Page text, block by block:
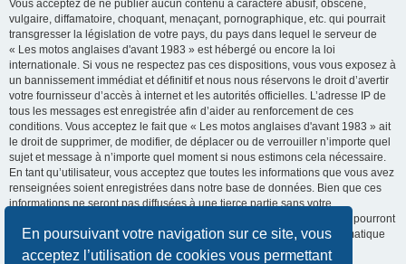
En poursuivant votre navigation sur ce site, vous
acceptez l’utilisation de cookies vous permettant
Vous acceptez de ne publier aucun contenu à caractère abusif, obscène,
vulgaire, diffamatoire, choquant, menaçant, pornographique, etc. qui pourrait
transgresser la législation de votre pays, du pays dans lequel le serveur de
« Les motos anglaises d'avant 1983 » est hébergé ou encore la loi
internationale. Si vous ne respectez pas ces dispositions, vous vous exposez à
un bannissement immédiat et définitif et nous nous réservons le droit d’avertir
votre fournisseur d’accès à internet et les autorités officielles. L’adresse IP de
tous les messages est enregistrée afin d’aider au renforcement de ces
conditions. Vous acceptez le fait que « Les motos anglaises d'avant 1983 » ait
le droit de supprimer, de modifier, de déplacer ou de verrouiller n’importe quel
sujet et message à n’importe quel moment si nous estimons cela nécessaire.
En tant qu’utilisateur, vous acceptez que toutes les informations que vous avez
renseignées soient enregistrées dans notre base de données. Bien que ces
informations ne seront pas diffusées à une tierce partie sans votre
consentement, ni « Les motos anglaises d'avant 1983 », ni phpBB, ne pourront
être tenus comme responsables en cas de tentative de piratage informatique
visant à compromettre vos données.